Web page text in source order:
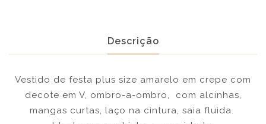
Descrição
Vestido de festa plus size amarelo em crepe com
decote em V, ombro-a-ombro, com alcinhas,
mangas curtas, laço na cintura, saia fluida.